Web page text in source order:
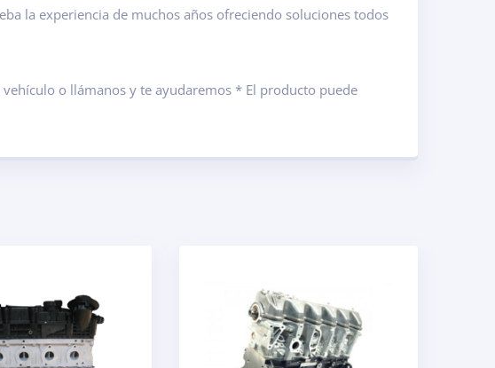
la experiencia de muchos años ofreciendo soluciones todos
o llámanos y te ayudaremos * El producto puede